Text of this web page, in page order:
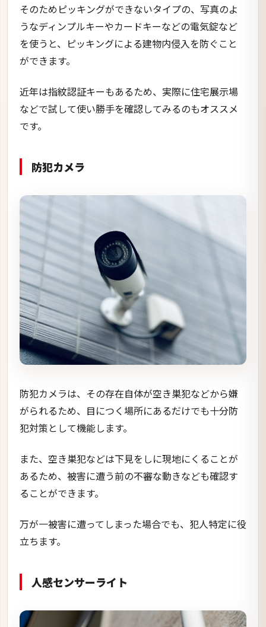
そのためピッキングができないタイプの、写真のよ
うなディンプルキーやカードキーなどの電気錠など
を使うと、ピッキングによる建物内侵入を防ぐこと
ができます。
近年は指紋認証キーもあるため、実際に住宅展示場
などで試して使い勝手を確認してみるのもオススメ
です。
防犯カメラ
防犯カメラは、その存在自体が空き巣犯などから嫌
がられるため、目につく場所にあるだけでも十分防
犯対策として機能します。
また、空き巣犯などは下見をしに現地にくることが
あるため、被害に遭う前の不審な動きなども確認す
ることができます。
万が一被害に遭ってしまった場合でも、犯人特定に役
立ちます。
人感センサーライト